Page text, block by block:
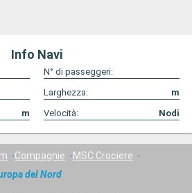
Info Navi
N° di passeggeri:
Larghezza:
m
m Velocità: Nodi
Compagnie
MSC Crociere
del Nord